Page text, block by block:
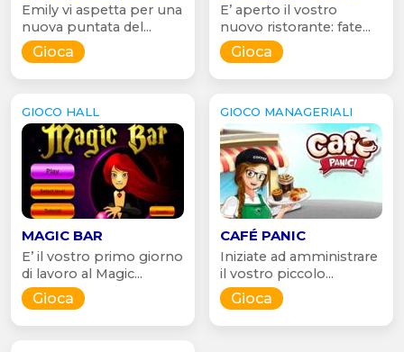
Emily vi aspetta per una
nuova puntata del...
Gioca
E’ aperto il vostro
nuovo ristorante: fate...
Gioca
GIOCO HALL
MAGIC BAR
E’ il vostro primo giorno
di lavoro al Magic...
Gioca
GIOCO MANAGERIALI
CAFÉ PANIC
Iniziate ad amministrare
il vostro piccolo...
Gioca